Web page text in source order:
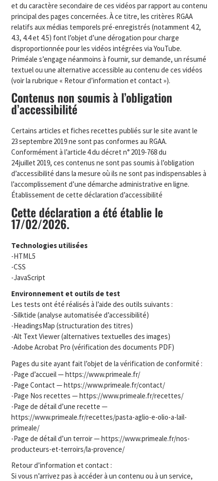
et du caractère secondaire de ces vidéos par rapport au contenu
principal des pages concernées. À ce titre, les critères RGAA
relatifs aux médias temporels pré-enregistrés (notamment 4.2,
4.3, 4.4 et 4.5) font l’objet d’une dérogation pour charge
disproportionnée pour les vidéos intégrées via YouTube.
Priméale s’engage néanmoins à fournir, sur demande, un résumé
textuel ou une alternative accessible au contenu de ces vidéos
(voir la rubrique « Retour d’information et contact »).
Contenus non soumis à l’obligation
d’accessibilité
Certains articles et fiches recettes publiés sur le site avant le
23 septembre 2019 ne sont pas conformes au RGAA.
Conformément à l’article 4 du décret n° 2019-768 du
24 juillet 2019, ces contenus ne sont pas soumis à l’obligation
d’accessibilité dans la mesure où ils ne sont pas indispensables à
l’accomplissement d’une démarche administrative en ligne.
Établissement de cette déclaration d’accessibilité
Cette déclaration a été établie le
17/02/2026.
Technologies utilisées
-HTML5
-CSS
-JavaScript
Environnement et outils de test
Les tests ont été réalisés à l’aide des outils suivants :
-Silktide (analyse automatisée d’accessibilité)
-HeadingsMap (structuration des titres)
-Alt Text Viewer (alternatives textuelles des images)
-Adobe Acrobat Pro (vérification des documents PDF)
Pages du site ayant fait l’objet de la vérification de conformité :
-Page d’accueil — https://www.primeale.fr/
-Page Contact — https://www.primeale.fr/contact/
-Page Nos recettes — https://www.primeale.fr/recettes/
-Page de détail d’une recette —
https://www.primeale.fr/recettes/pasta-aglio-e-olio-a-lail-
primeale/
-Page de détail d’un terroir — https://www.primeale.fr/nos-
producteurs-et-terroirs/la-provence/
Retour d’information et contact :
Si vous n’arrivez pas à accéder à un contenu ou à un service,